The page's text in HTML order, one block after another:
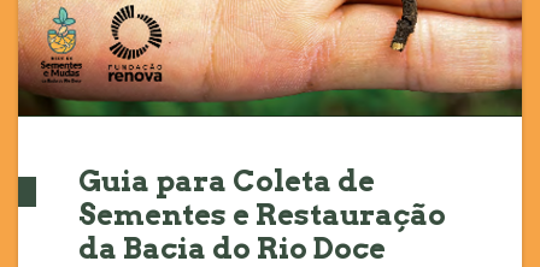
Guia para Coleta de
Sementes e Restauração
da Bacia do Rio Doce